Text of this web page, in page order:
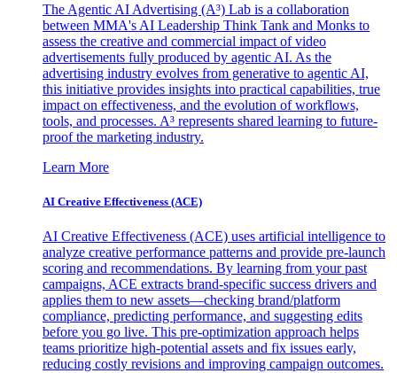
The Agentic AI Advertising (A³) Lab is a collaboration
between MMA's AI Leadership Think Tank and Monks to
assess the creative and commercial impact of video
advertisements fully produced by agentic AI. As the
advertising industry evolves from generative to agentic AI,
this initiative provides insights into practical capabilities, true
impact on effectiveness, and the evolution of workflows,
tools, and processes. A³ represents shared learning to future-
proof the marketing industry.
Learn More
AI Creative Effectiveness (ACE)
AI Creative Effectiveness (ACE) uses artificial intelligence to
analyze creative performance patterns and provide pre-launch
scoring and recommendations. By learning from your past
campaigns, ACE extracts brand-specific success drivers and
applies them to new assets—checking brand/platform
compliance, predicting performance, and suggesting edits
before you go live. This pre-optimization approach helps
teams prioritize high-potential assets and fix issues early,
reducing costly revisions and improving campaign outcomes.